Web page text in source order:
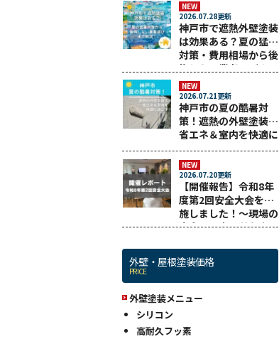
NEW
2026.07.28更新
神戸市で遮熱外壁塗装
は効果ある？夏の猛暑
対策・費用相場から後
悔しない業者選びまで
解説！
NEW
2026.07.21更新
神戸市の夏の酷暑対
策！遮熱の外壁塗装で
省エネ＆室内を快適に
過ごす
NEW
2026.07.20更新
【開催報告】令和8年
度第2回安全大会を実
施しました！～現場の
安全と工事品質を守る
外壁・屋根塗装価格
PRICE
外壁塗装メニュー
シリコン
高耐久フッ素